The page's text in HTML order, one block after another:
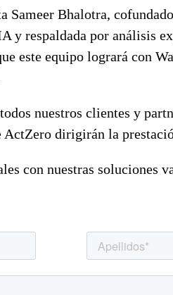
Bhalotra,
y respaldada por análisis
este equipo logrará con
nuestros clientes y
dirigirán la
con nuestras soluciones